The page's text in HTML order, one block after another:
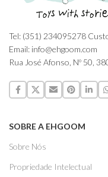
Tel: (351) 234095278
Email: info@ehgoom.com
Rua José Afonso, Nº 50,
SOBRE A EHGOOM
Sobre Nós
Propriedade Intelectual